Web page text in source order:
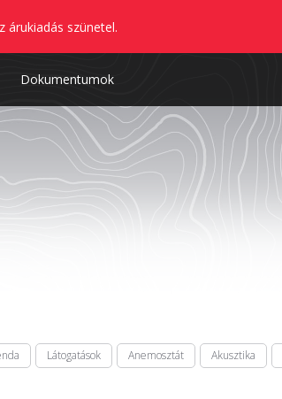
árukiadás szünetel.
Dokumentumok
Látogatások Anemosztát Akusztika